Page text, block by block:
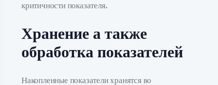
критичности показателя.
Хранение а также
обработка показателей
Накопленные показатели хранятся во